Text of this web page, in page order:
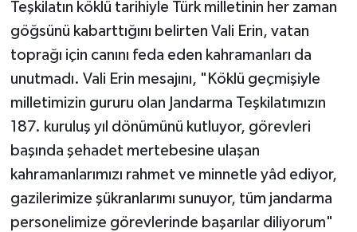
Teşkilatın köklü tarihiyle Türk milletinin her zaman
göğsünü kabarttığını belirten Vali Erin, vatan
toprağı için canını feda eden kahramanları da
unutmadı. Vali Erin mesajını, "Köklü geçmişiyle
milletimizin gururu olan Jandarma Teşkilatımızın
187. kuruluş yıl dönümünü kutluyor, görevleri
başında şehadet mertebesine ulaşan
kahramanlarımızı rahmet ve minnetle yâd ediyor,
gazilerimize şükranlarımı sunuyor, tüm jandarma
personelimize görevlerinde başarılar diliyorum"